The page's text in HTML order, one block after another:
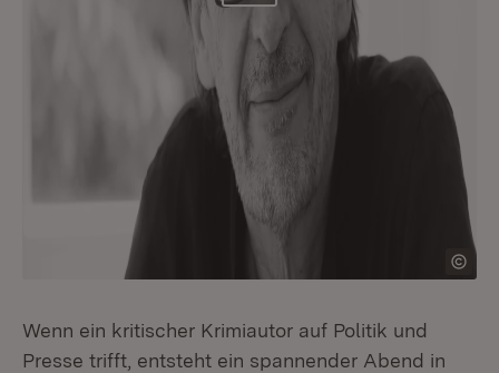
Wenn ein kritischer Krimiautor auf Politik und
Presse trifft, entsteht ein spannender Abend in